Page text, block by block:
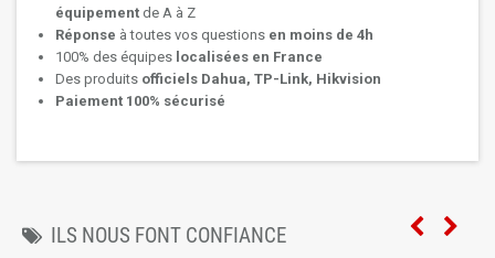
équipement de A à Z
Réponse à toutes vos questions en moins de 4h
100% des équipes localisées en France
Des produits officiels Dahua, TP-Link, Hikvision
Paiement 100% sécurisé
ILS NOUS FONT CONFIANCE